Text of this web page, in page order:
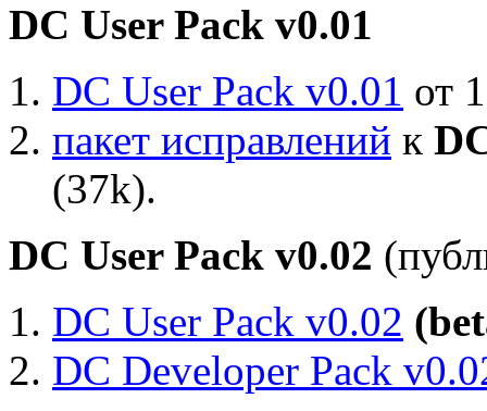
DC User Pack v0.01
DC User Pack v0.01 от
пакет исправлений к
(37k).
DC User Pack v0.02
DC User Pack v0.02
DC Developer Pack